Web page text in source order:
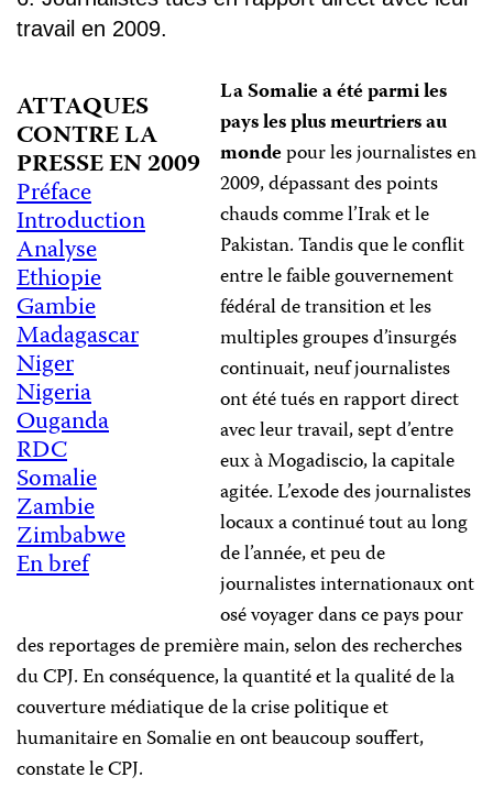
travail en 2009.
ATTAQUES
CONTRE LA
PRESSE EN 2009
Préface
Introduction
Analyse
Ethiopie
Gambie
Madagascar
Niger
Nigeria
Ouganda
RDC
Somalie
Zambie
Zimbabwe
En bref
La Somalie a été parmi les
pays les plus meurtriers au
mondepour les journalistes en
2009, dépassant des points
chauds comme l’Irak et le
Pakistan. Tandis que le conflit
entre le faible gouvernement
fédéral de transition et les
multiples groupes d’insurgés
continuait, neuf journalistes
ont été tués en rapport direct
avec leur travail, sept d’entre
eux à Mogadiscio, la capitale
agitée. L’exode des journalistes
locaux a continué tout au long
de l’année, et peu de
journalistes internationaux ont
osé voyager dans ce pays pour
des reportages de première main, selon des recherches
du CPJ. En conséquence, la quantité et la qualité de la
couverture médiatique de la crise politique et
humanitaire en Somalie en ont beaucoup souffert,
constate le CPJ.